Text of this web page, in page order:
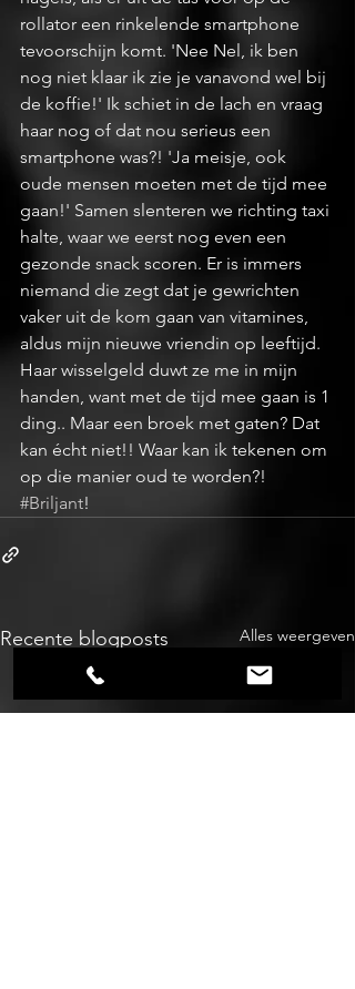
rollator een rinkelende smartphone
tevoorschijn komt. 'Nee Nel, ik ben
nog niet klaar ik zie je vanavond wel bij
de koffie!' Ik schiet in de lach en vraag
haar nog of dat nou serieus een
smartphone was?! 'Ja meisje, ook
oude mensen moeten met de tijd mee
gaan!' Samen slenteren we richting taxi
halte, waar we eerst nog even een
gezonde snack scoren. Er is immers
niemand die zegt dat je gewrichten
vaker uit de kom gaan van vitamines,
aldus mijn nieuwe vriendin op leeftijd.
Haar wisselgeld duwt ze me in mijn
handen, want met de tijd mee gaan is 1
ding.. Maar een broek met gaten? Dat
kan écht niet!! Waar kan ik tekenen om
op die manier oud te worden?!
#Briljant!
Recente blogposts Alles weergeven